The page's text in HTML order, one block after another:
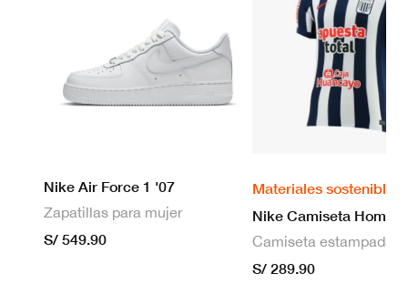
Nike Air Force 1 '07
Zapatillas para mujer
S/ 549.90
Materiales sostenibles
S/ 289.90